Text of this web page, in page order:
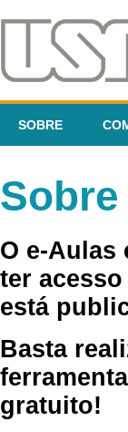
SOBRE
Sobre
O e-Aulas
ter
está
Basta
gratuito!